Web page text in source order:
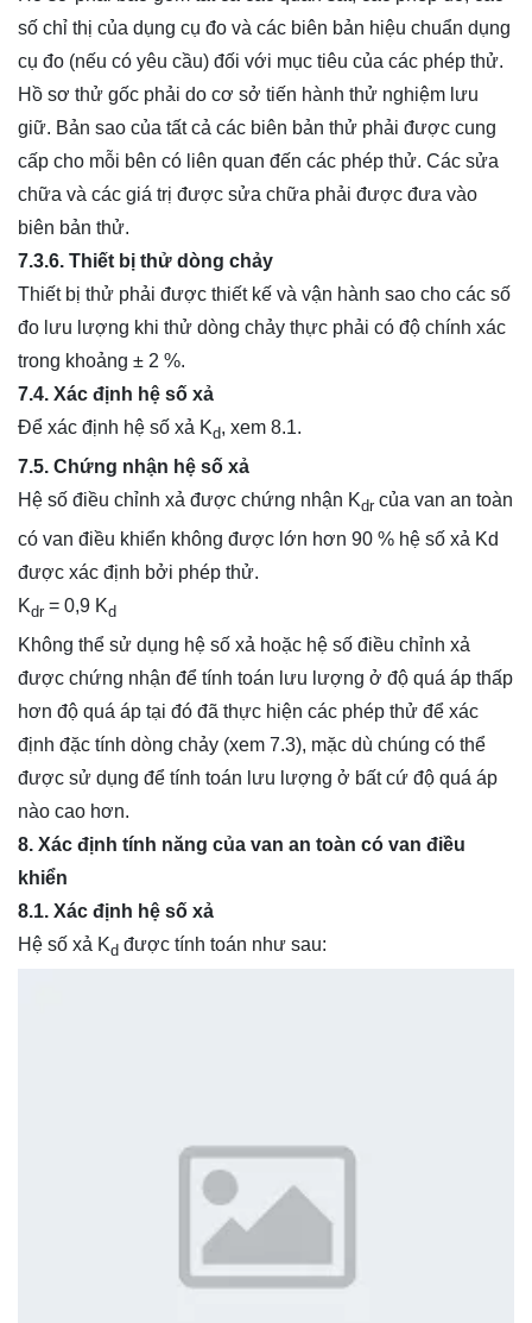
số chỉ thị của dụng cụ đo và các biên bản hiệu chuẩn dụng
cụ đo (nếu có yêu cầu) đối với mục tiêu của các phép thử.
Hồ sơ thử gốc phải do cơ sở tiến hành thử nghiệm lưu
giữ. Bản sao của tất cả các biên bản thử phải được cung
cấp cho mỗi bên có liên quan đến các phép thử. Các sửa
chữa và các giá trị được sửa chữa phải được đưa vào
biên bản thử.
7.3.6. Thiết bị thử dòng chảy
Thiết bị thử phải được thiết kế và vận hành sao cho các số
đo lưu lượng khi thử dòng chảy thực phải có độ chính xác
trong khoảng ± 2 %.
7.4. Xác định hệ số xả
Để xác định hệ số xả Kd, xem 8.1.
7.5. Chứng nhận hệ số xả
Hệ số điều chỉnh xả được chứng nhận Kdr của van an toàn
có van điều khiển không được lớn hơn 90 % hệ số xả Kd
được xác định bởi phép thử.
Kdr = 0,9 Kd
Không thể sử dụng hệ số xả hoặc hệ số điều chỉnh xả
được chứng nhận để tính toán lưu lượng ở độ quá áp thấp
hơn độ quá áp tại đó đã thực hiện các phép thử để xác
định đặc tính dòng chảy (xem 7.3), mặc dù chúng có thể
được sử dụng để tính toán lưu lượng ở bất cứ độ quá áp
nào cao hơn.
8. Xác định tính năng của van an toàn có van điều
khiển
8.1. Xác định hệ số xả
Hệ số xả Kd được tính toán như sau: